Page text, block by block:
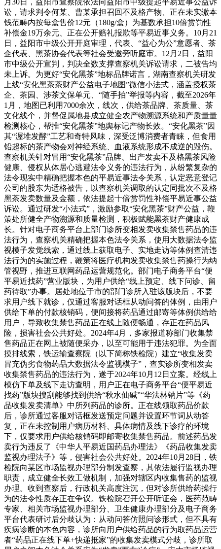
讼，请求判令何某、曹某承担召回不及格产物、正在未实缴本
钱范畴内按每盒售价12元（180g/盒）为基数承担10倍赏罚性
补偿金19万余元、正在公开赔礼报歉等平易近事义务。10月21
日，益阳市中级公开开庭审理，代表、“益心为公”意愿者、茶
企代表、黑茶协会代表等社会受邀旁听庭审。12月2日，益阳
市中级公开宣判，判决全数支撑查察机关诉讼请求，二被告均
未上诉。为更好“安化黑茶”地标品牌诺言，湖南查察机关研发
上线“安化黑茶茶财产公益电子地图”微信小法式，涵盖授权茶
企、茶园、涉茶文保单元、“随手拍”举报等内容，截至2026年
1月，地图已利用7000余次，线次，供给茶品牌、茶质量、茶
文化线个，并督促属地县成立健全农产物溯源系统和产质量量
检测核心，帮推“安化黑茶”地舆标记产物长效。“安化黑茶”因
其“渥堆发酵”工艺和奇特风味，深受泛博消费者青睐，但食用
铅超标的茶产物会对神经系统、血液系统形成不成逆的毁伤。
查察机关针对冒用“安化黑茶”品牌、出产发卖不及格黑茶风险
健康、侵权从体居心逃避法令义务的违法行为，从纷繁复杂的
法令现实中精确把握本色的平易近事法令关系，认定恶意登记
公司的股东为适格被告，以查察机关调取的认定同批次不及格
黑茶发卖数量及金额，依法提起十倍赏罚性补偿平易近事公益
诉讼。通过研发“小法式”，激励参取“安化黑茶”财产公益，鞭
策处所健全产物溯源和质量检测，积极赋能黑茶财产健康成
长。针对电子商务平台上部门诊所变相发卖收集禁售药品的违
法行为，查察机关精确把握本色法令关系，使用大数据法令监
视模子发觉线索，通过线上获取电子、实地走访等体例查清违
法行为的实施过程，鞭策将医疗机构发卖收集禁售药操行为纳
管视野，推进互联网药品运营规范化。部门电子商务平台“便
平易近找药”营业版块，为用户供给“线上预定、线下问诊、留
药待取”办事。居处地位于市的部门诊所入驻该版块后，不要
求用户线下就诊，仅通过客服对话框从动问答的体例，由用户
供给下单的付款核销码，便间接将药品通过邮寄等体例供给给
用户，导致收集禁售药品正在线上随便畅通，存正在药品风
险，损害社会公共好处。2024年4月，多家报道称部门收集禁
售药品正在网上被随便采办，以至可能用于违法犯罪。为全面
摸排线索，铁运输查察院（以下简称铁检院）建立“收集发卖
冒充伪劣食物药品大数据法令监视模子”，查实诊所变相发卖
收集禁售药品的违法行为，遂于2024年10月12日立案。经线上
模仿下单及线下走访查明，用户正在电子商务平台“便平易近
找药”版块搜刮能够找到供给“秋水仙碱”“华法林钠片”等《药
品收集发卖清单》中所列药品的诊所。正在线领取药品价款
后，诊所通过客服对话框发送预定问题并设置环节词从动答
复，正在未控制用户病历材料、具体病情及线下诊疗的环境
下，仅要求用户供给核销码即邮寄收集禁售药品。前述药品发
卖行为违反了《中华人平易近国药品办理法》《药品收集发卖
监视办理法子》等，侵害社会公共好处。2024年10月28日，铁
检院向某区市场监视办理部分制发查察，其依法履行监视办理
职责，成立健全长效工做机制，加强对辖区内收集售药的监视
办理。收到查察后，行政机关高度注沉，但对诊所供给药操行
为的法令性质存正在争议。铁检院召开公开听证会，医药范畴
专家、相关市场监视办理部分、卫生健康办理部分及电子商务
平台代表研讨后分歧认为：从动问答仿照问诊形式，但不具有
疾病诊断的本色内容，诊所向用户供给药品的行为取药品运营
者“药品正在线下单+快递抵家”的收集发卖模式分歧，诊所取